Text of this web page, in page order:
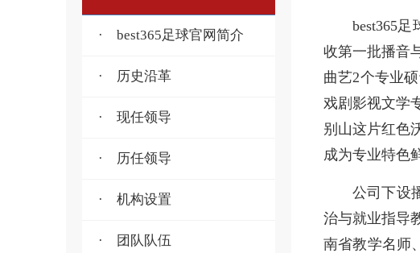
· best365足球官网简介
· 历史沿革
· 现任领导
· 历任领导
· 机构设置
· 团队队伍
best365
收第一批播音
曲艺2个专业
戏剧影视文学
别山这片红色
成为专业特色
公司下设
治与就业指导
南省教学名师